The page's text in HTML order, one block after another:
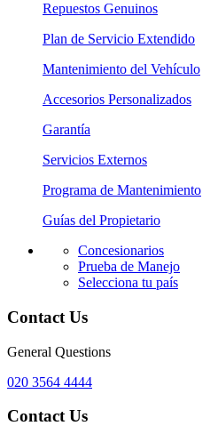
Repuestos Genuinos
Plan de Servicio Extendido
Mantenimiento del Vehículo
Accesorios Personalizados
Garantía
Servicios Externos
Programa de Mantenimiento
Guías del Propietario
Concesionarios
Prueba de Manejo
Selecciona tu país
Contact Us
General Questions
020 3564 4444
Contact Us